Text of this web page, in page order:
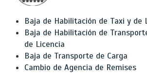
Baja de Habilitación de Taxi y de
Baja de Habilitación de
de Licencia
Baja de Transporte de Carga
Cambio de Agencia de Remises